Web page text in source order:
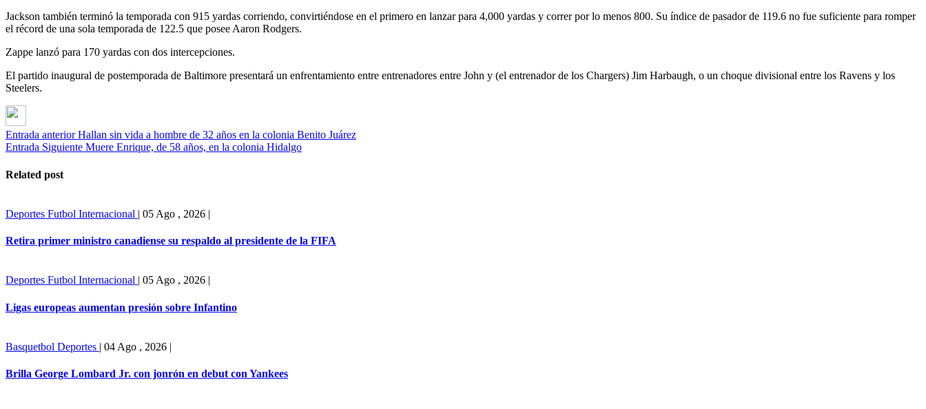
Jackson también terminó la temporada con 915 yardas corriendo, convirtiéndose en el primero en lanzar para 4,000 yardas y correr por lo menos 800. Su índice de pasador de 119.6 no fue suficiente para romper
el récord de una sola temporada de 122.5 que posee Aaron Rodgers.
Zappe lanzó para 170 yardas con dos intercepciones.
El partido inaugural de postemporada de Baltimore presentará un enfrentamiento entre entrenadores entre John y (el entrenador de los Chargers) Jim Harbaugh, o un choque divisional entre los Ravens y los
Steelers.
Entrada anterior Hallan sin vida a hombre de 32 años en la colonia Benito Juárez
Entrada Siguiente Muere Enrique, de 58 años, en la colonia Hidalgo
Related post
Deportes Futbol Internacional | 05 Ago , 2026 |
Retira primer ministro canadiense su respaldo al presidente de la FIFA
Deportes Futbol Internacional | 05 Ago , 2026 |
Ligas europeas aumentan presión sobre Infantino
Basquetbol Deportes | 04 Ago , 2026 |
Brilla George Lombard Jr. con jonrón en debut con Yankees